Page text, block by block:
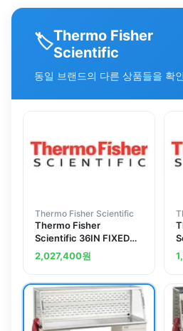
🏷️Thermo Fisher
Scientific
동일 브랜드의 다른 상품들을 확
Thermo Fisher Scientific
Thermo Fisher
Scientific 36IN FIXED
STAND FOR 6 FOOT B2
2,027,400원